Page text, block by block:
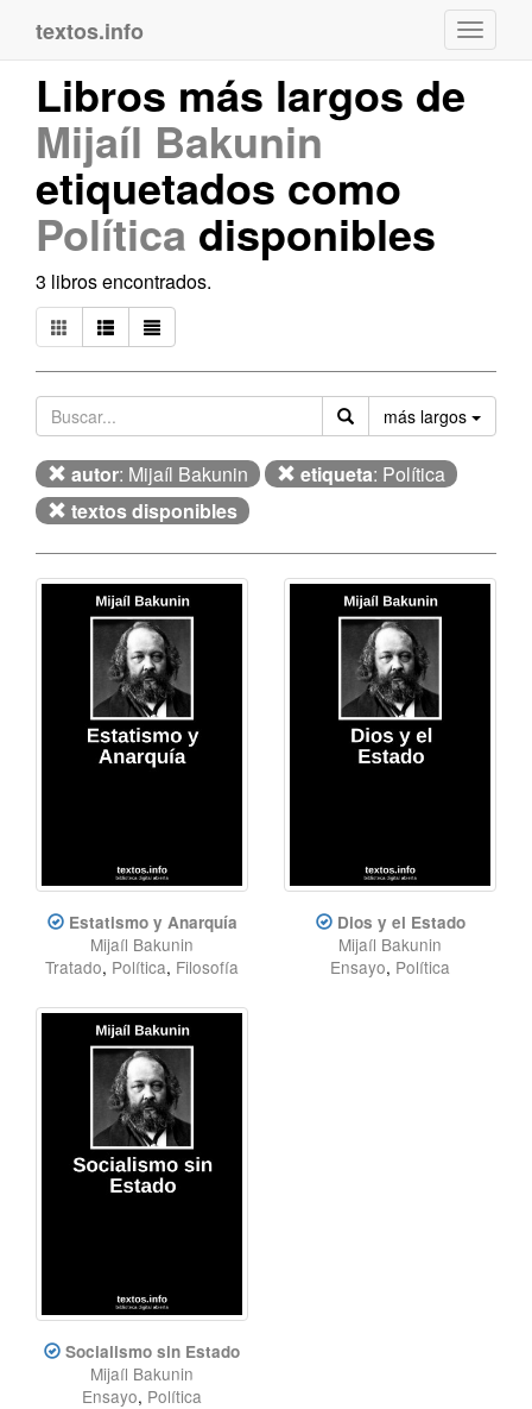
textos.info
Libros más largos de
Mijaíl Bakunin
etiquetados como
Política disponibles
3 libros encontrados.
más largos
autor: Mijaíl Bakunin etiqueta: Política
textos disponibles
Estatismo y Anarquía
Mijaíl Bakunin
Tratado, Política, Filosofía
Dios y el Estado
Mijaíl Bakunin
Ensayo, Política
Socialismo sin Estado
Mijaíl Bakunin
Ensayo, Política